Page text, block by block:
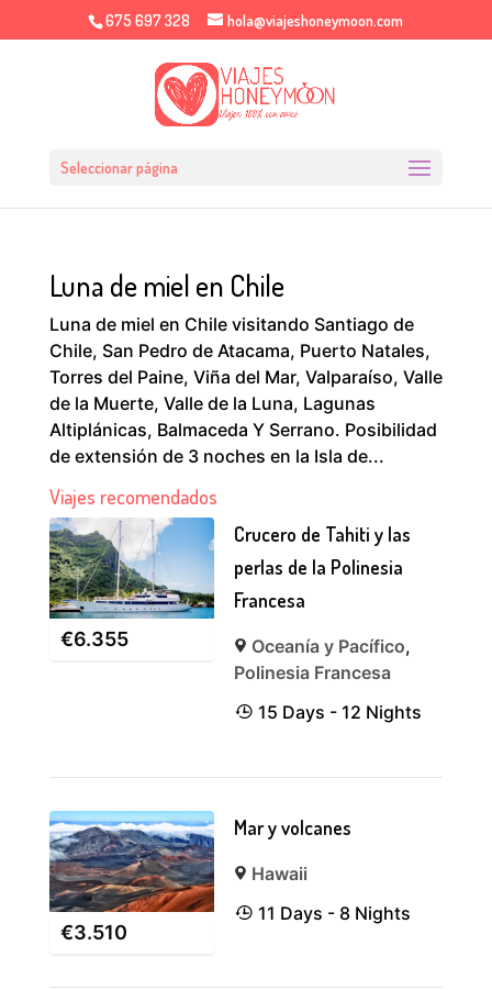
675 697 328 hola@viajeshoneymoon.com
Seleccionar página
Luna de miel en Chile
Luna de miel en Chile visitando Santiago de
Chile, San Pedro de Atacama, Puerto Natales,
Torres del Paine, Viña del Mar, Valparaíso, Valle
de la Muerte, Valle de la Luna, Lagunas
Altiplánicas, Balmaceda Y Serrano. Posibilidad
de extensión de 3 noches en la Isla de...
Viajes recomendados
€6.355
Crucero de Tahiti y las
perlas de la Polinesia
Francesa
Oceanía y Pacífico,
Polinesia Francesa
15 Days - 12 Nights
€3.510
Mar y volcanes
Hawaii
11 Days - 8 Nights